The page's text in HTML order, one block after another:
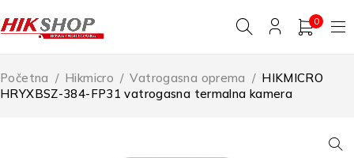
0
Početna / Hikmicro / Vatrogasna oprema / HIKMICRO
HRYXBSZ-384-FP31 vatrogasna termalna kamera